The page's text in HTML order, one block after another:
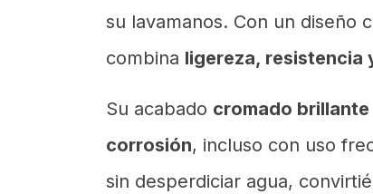
su lavamanos. Con un diseño
combina ligereza, resistencia
Su acabado cromado brillante
corrosión, incluso con uso
sin desperdiciar agua,